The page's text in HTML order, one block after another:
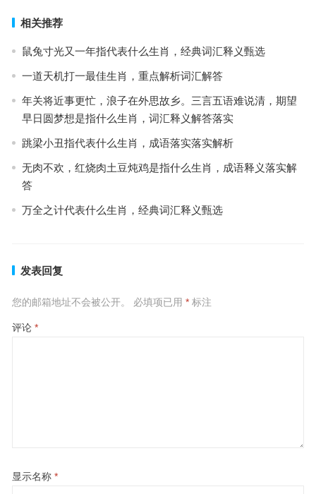
相关推荐
鼠兔寸光又一年指代表什么生肖，经典词汇释义甄选
一道天机打一最佳生肖，重点解析词汇解答
年关将近事更忙，浪子在外思故乡。三言五语难说清，期望
早日圆梦想是指什么生肖，词汇释义解答落实
跳梁小丑指代表什么生肖，成语落实落实解析
无肉不欢，红烧肉土豆炖鸡是指什么生肖，成语释义落实解
答
万全之计代表什么生肖，经典词汇释义甄选
发表回复
您的邮箱地址不会被公开。 必填项已用 *标注
评论 *
显示名称 *